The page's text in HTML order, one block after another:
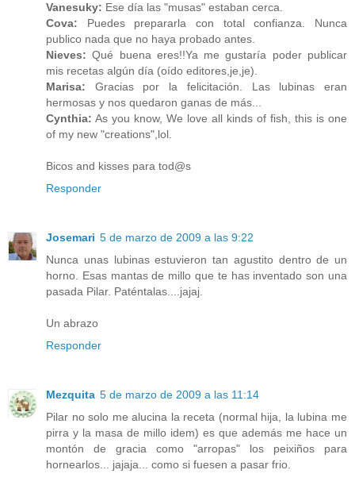
Vanesuky: Ese día las "musas" estaban cerca.
Cova: Puedes prepararla con total confianza. Nunca
publico nada que no haya probado antes.
Nieves: Qué buena eres!!Ya me gustaría poder publicar
mis recetas algún día (oído editores,je,je).
Marisa: Gracias por la felicitación. Las lubinas eran
hermosas y nos quedaron ganas de más...
Cynthia: As you know, We love all kinds of fish, this is one
of my new "creations",lol.
Bicos and kisses para tod@s
Responder
Josemari 5 de marzo de 2009 a las 9:22
Nunca unas lubinas estuvieron tan agustito dentro de un
horno. Esas mantas de millo que te has inventado son una
pasada Pilar. Paténtalas....jajaj.
Un abrazo
Responder
Mezquita 5 de marzo de 2009 a las 11:14
Pilar no solo me alucina la receta (normal hija, la lubina me
pirra y la masa de millo idem) es que además me hace un
montón de gracia como "arropas" los peixiños para
hornearlos... jajaja... como si fuesen a pasar frio.